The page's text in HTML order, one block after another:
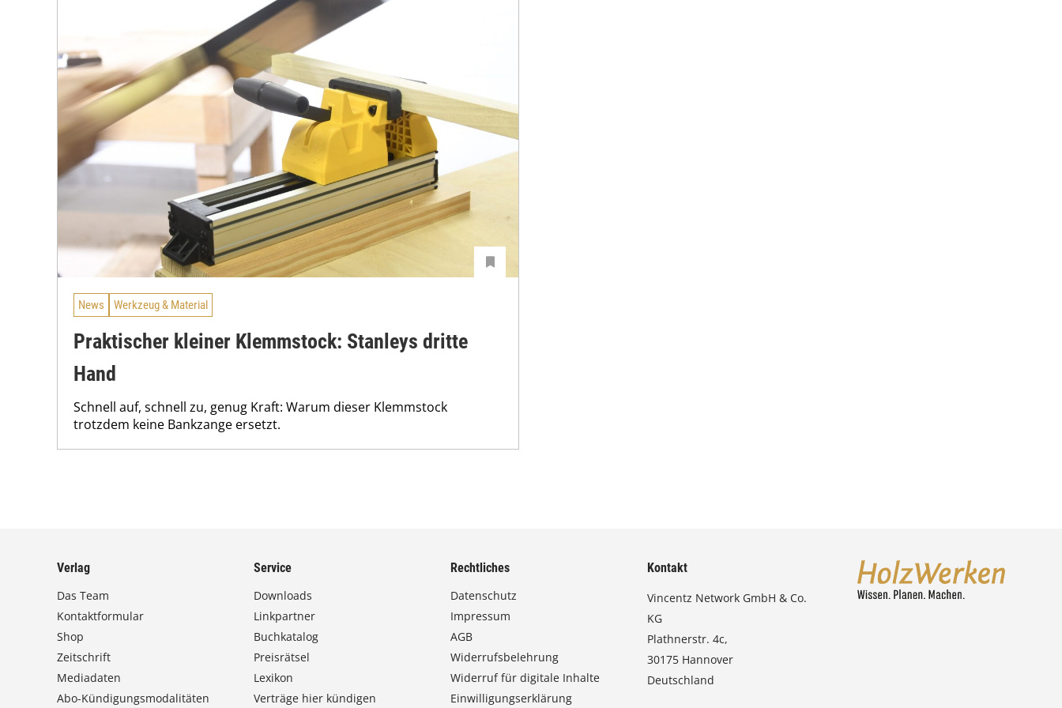
News Werkzeug & Material
Praktischer kleiner Klemmstock: Stanleys dritte
Hand
Schnell auf, schnell zu, genug Kraft: Warum dieser Klemmstock
trotzdem keine Bankzange ersetzt.
Verlag
Das Team
Kontaktformular
Shop
Zeitschrift
Mediadaten
Abo-Kündigungsmodalitäten
Service
Downloads
Linkpartner
Buchkatalog
Preisrätsel
Lexikon
Verträge hier kündigen
Rechtliches
Datenschutz
Impressum
AGB
Widerrufsbelehrung
Widerruf für digitale Inhalte
Einwilligungserklärung
Kontakt
Vincentz Network GmbH & Co.
KG
Plathnerstr. 4c,
30175 Hannover
Deutschland